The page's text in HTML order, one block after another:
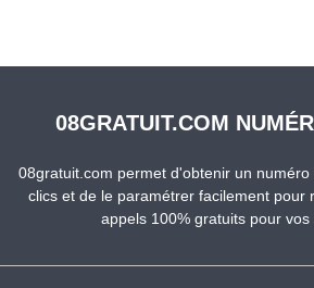
08GRATUIT.COM
08gratuit.com permet d'obtenir un
clics et de le paramétrer facilement pour
appels 100% gratuits pour vos